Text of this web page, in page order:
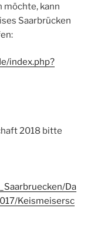
möchte, kann
Saarbrücken
index.php?
2018 bitte
Da
Keismeisersc